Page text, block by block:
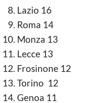
Lazio 16
Roma 14
Monza 13
Lecce 13
Frosinone 12
Torino 12
Genoa 11